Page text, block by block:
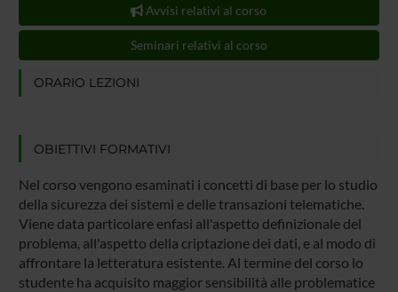
Avvisi relativi al corso
Seminari relativi al corso
ORARIO LEZIONI
OBIETTIVI FORMATIVI
Nel corso vengono esaminati i concetti di base per lo studio
della sicurezza dei sistemi e delle transazioni telematiche.
Viene data particolare enfasi all'aspetto definizionale del
problema, all'aspetto della criptazione dei dati, e al modo di
affrontare la letteratura esistente. Al termine del corso lo
studente ha acquisito maggior sensibilità alle problematice